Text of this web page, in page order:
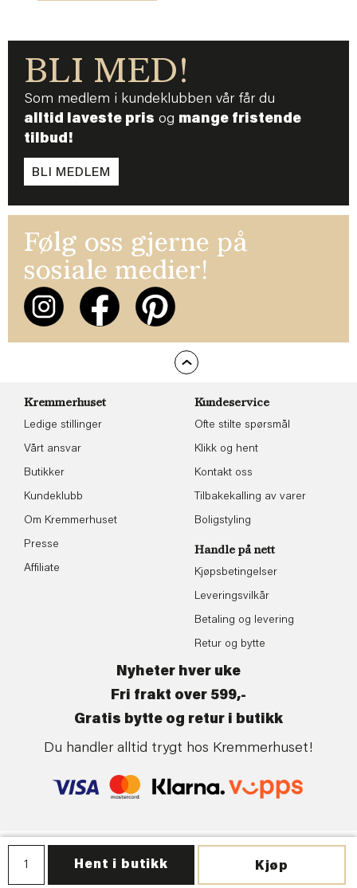
Kjøp
Hent i butikk
BLI MED!
Som medlem i kundeklubben vår får du
alltid laveste pris og mange fristende
tilbud!
BLI MEDLEM
Følg oss gjerne på
sosiale medier!
Kremmerhuset
Ledige stillinger
Vårt ansvar
Butikker
Kundeklubb
Om Kremmerhuset
Presse
Affiliate
Kundeservice
Ofte stilte spørsmål
Klikk og hent
Kontakt oss
Tilbakekalling av varer
Boligstyling
Handle på nett
Kjøpsbetingelser
Leveringsvilkår
Betaling og levering
Retur og bytte
Nyheter hver uke
Fri frakt over 599,-
Gratis bytte og retur i butikk
Du handler alltid trygt hos Kremmerhuset!
Personvern| ©Kremmerhuset | Levert av: